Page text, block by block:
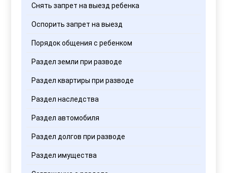
Снять запрет на выезд ребенка
Оспорить запрет на выезд
Порядок общения с ребенком
Раздел земли при разводе
Раздел квартиры при разводе
Раздел наследства
Раздел автомобиля
Раздел долгов при разводе
Раздел имущества